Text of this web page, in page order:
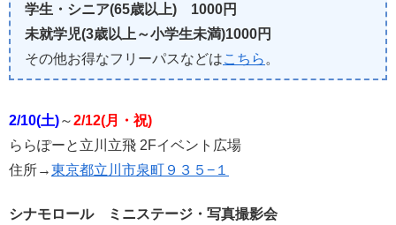
学生・シニア(65歳以上) 1000円
未就学児(3歳以上～小学生未満)1000円
その他お得なフリーパスなどはこちら 。
2/10(土)～2/12(月・祝)
ららぽーと立川立飛 2Fイベント広場
住所→東京都立川市泉町９３５−１
シナモロール ミニステージ・写真撮影会